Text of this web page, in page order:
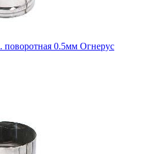
поворотная 0.5мм Огнерус